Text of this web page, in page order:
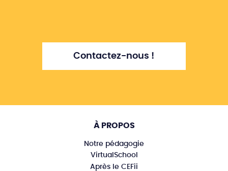
Contactez-nous !
À PROPOS
Notre pédagogie
VirtualSchool
Après le CEFii